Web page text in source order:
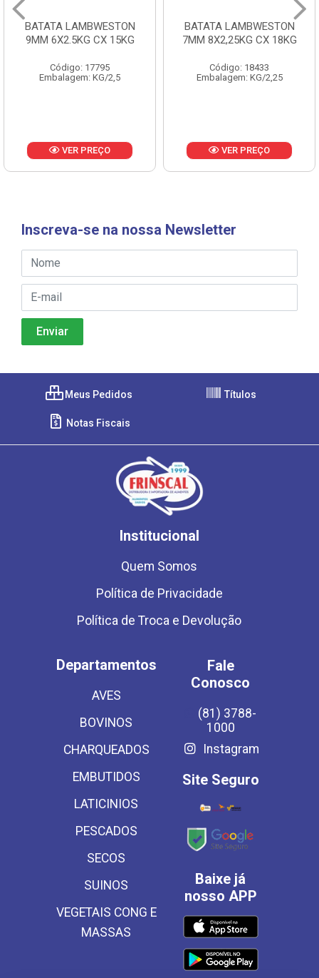
BATATA LAMBWESTON
9MM 6X2.5KG CX 15KG
Código: 17795
Embalagem: KG/2,5
VER PREÇO
BATATA LAMBWESTON
7MM 8X2,25KG CX 18KG
Código: 18433
Embalagem: KG/2,25
VER PREÇO
Inscreva-se na nossa Newsletter
Meus Pedidos Títulos
Notas Fiscais
Institucional
Quem Somos
Política de Privacidade
Política de Troca e Devolução
Departamentos
AVES
BOVINOS
CHARQUEADOS
EMBUTIDOS
LATICINIOS
PESCADOS
SECOS
SUINOS
VEGETAIS CONG E
MASSAS
Fale
Conosco
(81) 3788-
1000
Instagram
Site Seguro
Baixe já
nosso APP